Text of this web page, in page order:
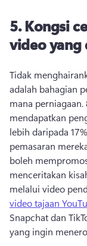
5. Kongsi
video yang
Tidak
adalah bahagian
mana
mendapatkan
lebih daripada
pemasaran
boleh
menceritakan
melalui video
video tajaan
Snapchat dan
yang ingin